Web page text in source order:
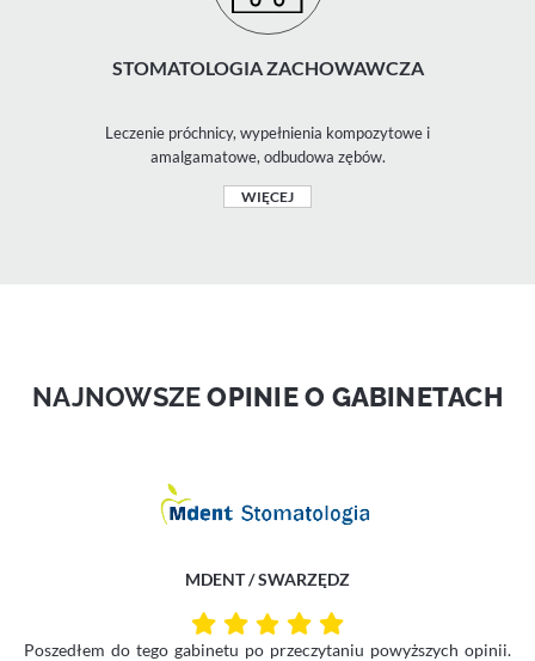
STOMATOLOGIA ZACHOWAWCZA
Leczenie próchnicy, wypełnienia kompozytowe i
amalgamatowe, odbudowa zębów.
WIĘCEJ
NAJNOWSZEOPINIE O GABINETACH
MDENT / SWARZĘDZ
Poszedłem do tego gabinetu po przeczytaniu powyższych opinii.